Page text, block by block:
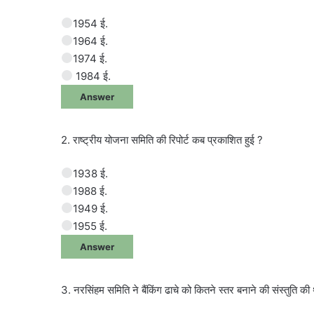
1954 ई.
1964 ई.
1974 ई.
1984 ई.
Answer
2. राष्ट्रीय योजना समिति की रिपोर्ट कब प्रकाशित हुई ?
1938 ई.
1988 ई.
1949 ई.
1955 ई.
Answer
3. नरसिंहम समिति ने बैंकिंग ढाचे को कितने स्तर बनाने की संस्तुति की